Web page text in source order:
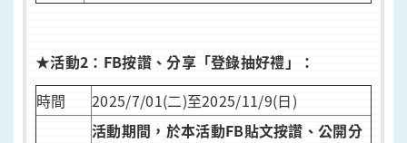
★活動2：FB按讚、分享「登錄抽好禮」：
時間
2025/7/01(二)至2025/11/9(日)
活動期間，於本活動FB貼文按讚、公開分